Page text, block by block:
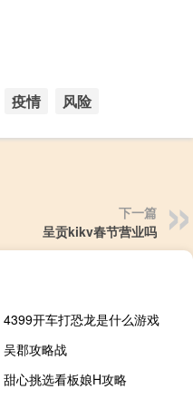
疫情 风险
下一篇
呈贡kikv春节营业吗
4399开车打恐龙是什么游戏
吴郡攻略战
甜心挑选看板娘H攻略